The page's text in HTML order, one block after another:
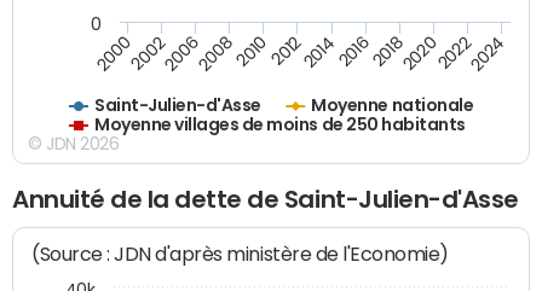
Saint-Julien-d'Asse
Moyenne nationale
Moyenne villages de moins de 250 habitants
200020022006200820102012201420162018202020222024
0
© JDN 2026
Annuité de la dette de Saint-Julien-d'Asse
(Source : JDN d'après ministère de l'Economie)